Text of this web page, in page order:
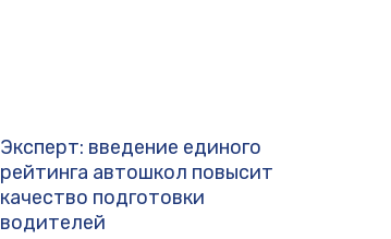
Эксперт: введение единого
рейтинга автошкол повысит
качество подготовки
водителей